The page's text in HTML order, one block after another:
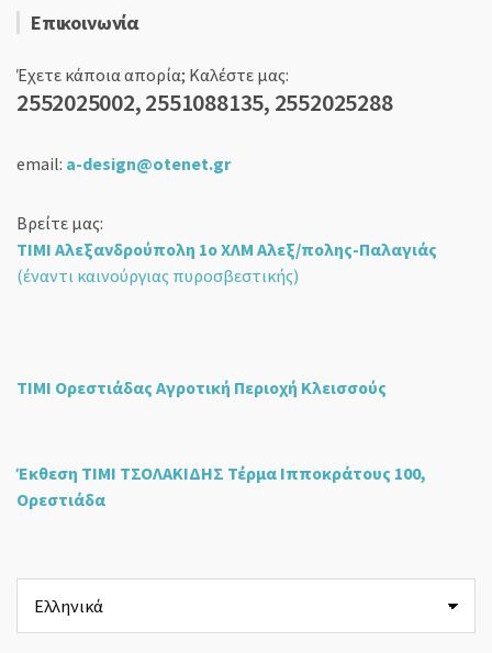
Επικοινωνία
Έχετε κάποια απορία; Καλέστε μας:
2552025002, 2551088135, 2552025288
email: a-design@otenet.gr
Βρείτε μας:
ΤΙΜΙ Αλεξανδρούπολη 1ο ΧΛΜ Αλεξ/πολης-Παλαγιάς
(έναντι καινούργιας πυροσβεστικής)
ΤΙΜΙ Ορεστιάδας Αγροτική Περιοχή Κλεισσούς
Έκθεση ΤΙΜΙ ΤΣΟΛΑΚΙΔΗΣ Τέρμα Ιπποκράτους 100,
Ορεστιάδα
μια
γλώσσα